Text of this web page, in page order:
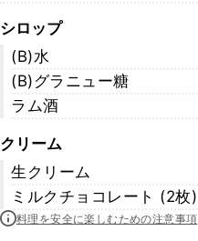
シロップ
(B)水
(B)グラニュー糖
ラム酒
クリーム
生クリーム
ミルクチョコレート (2枚)
料理を安全に楽しむための注意事項